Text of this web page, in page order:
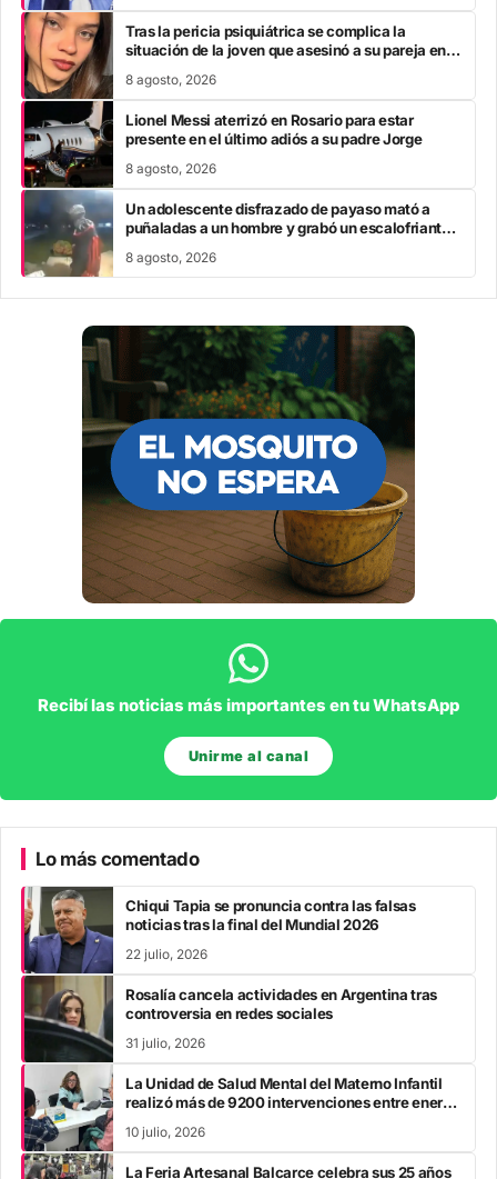
Tras la pericia psiquiátrica se complica la
situación de la joven que asesinó a su pareja en el
8 agosto, 2026
Lionel Messi aterrizó en Rosario para estar
presente en el último adiós a su padre Jorge
8 agosto, 2026
Un adolescente disfrazado de payaso mató a
puñaladas a un hombre y grabó un escalofriante
8 agosto, 2026
Recibí las noticias más importantes en tu WhatsApp
Unirme al canal
Lo más comentado
Chiqui Tapia se pronuncia contra las falsas
noticias tras la final del Mundial 2026
22 julio, 2026
Rosalía cancela actividades en Argentina tras
controversia en redes sociales
31 julio, 2026
La Unidad de Salud Mental del Materno Infantil
realizó más de 9200 intervenciones entre enero
10 julio, 2026
La Feria Artesanal Balcarce celebra sus 25 años